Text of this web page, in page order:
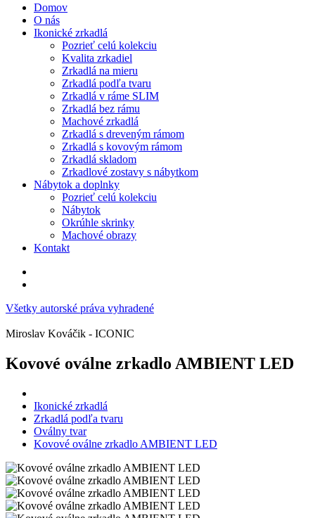
Domov
O nás
Ikonické zrkadlá
Pozrieť celú kolekciu
Kvalita zrkadiel
Zrkadlá na mieru
Zrkadlá podľa tvaru
Zrkadlá v ráme SLIM
Zrkadlá bez rámu
Machové zrkadlá
Zrkadlá s dreveným rámom
Zrkadlá s kovovým rámom
Zrkadlá skladom
Zrkadlové zostavy s nábytkom
Nábytok a doplnky
Pozrieť celú kolekciu
Nábytok
Okrúhle skrinky
Machové obrazy
Kontakt
Všetky autorské práva vyhradené
Miroslav Kováčik - ICONIC
Kovové oválne zrkadlo AMBIENT LED
Ikonické zrkadlá
Zrkadlá podľa tvaru
Oválny tvar
Kovové oválne zrkadlo AMBIENT LED